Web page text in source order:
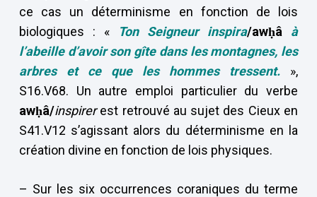
ce cas un déterminisme en fonction de lois
biologiques : «
Ton Seigneur inspira/awḥâ à
l’abeille d’avoir son gîte dans les montagnes, les
arbres et ce que les hommes tressent. »,
S16.V68. Un autre emploi particulier du verbe
awḥâ/inspirerest retrouvé au sujet des Cieux en
S41.V12 s’agissant alors du déterminisme en la
création divine en fonction de lois physiques.
– Sur les six occurrences coraniques du terme